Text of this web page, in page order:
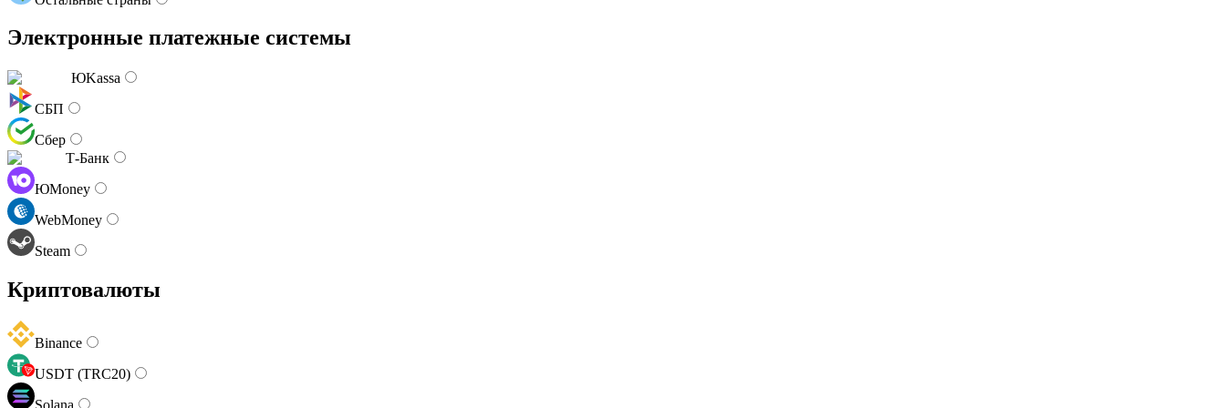
Электронные платежные системы
ЮKassa
СБП
Сбер
Т-Банк
ЮMoney
WebMoney
Steam
Криптовалюты
Binance
USDT (TRC20)